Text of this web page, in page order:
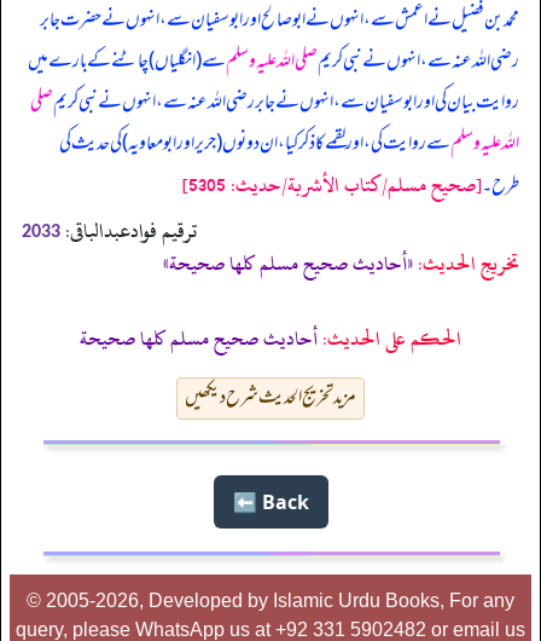
محمد بن فضیل نے اعمش سے، انہوں نے ابوصالح اور ابوسفیان سے، انہوں نے حضرت جابر
رضی اللہ عنہ سے، انہوں نے نبی کریمصلی اللہ علیہ وسلمسے (انگلیاں) چاٹنے کے بارے میں
روایت بیان کی اور ابوسفیان سے، انہوں نے جابر رضی اللہ عنہ سے، انہوں نے نبی کریمصلی
اللہ علیہ وسلمسے روایت کی، اور لقمے کا ذکر کیا، ان دونوں (جریر اور ابومعاویہ) کی حدیث کی
طرح۔[صحيح مسلم/كتاب الأشربة/حدیث: 5305]
ترقیم فوادعبدالباقی: 2033
تخریج الحدیث:«أحاديث صحيح مسلم كلها صحيحة»
الحكم على الحديث:أحاديث صحيح مسلم كلها صحيحة
مزید تخریج الحدیث شرح دیکھیں
Back ⬅️
© 2005-2026, Developed by Islamic Urdu Books, For any
query, please WhatsApp us at +92 331 5902482 or email us